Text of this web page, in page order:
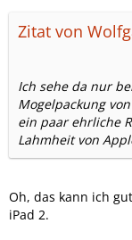
Zitat von
Ich sehe da nur
Mogelpackung
ein paar ehrliche
Lahmheit von
Oh, das kann ich
iPad 2.